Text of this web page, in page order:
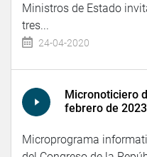
Ministros de Estado
tres...
24-04-2020
Micronoticiero
febrero de 2023
Microprograma